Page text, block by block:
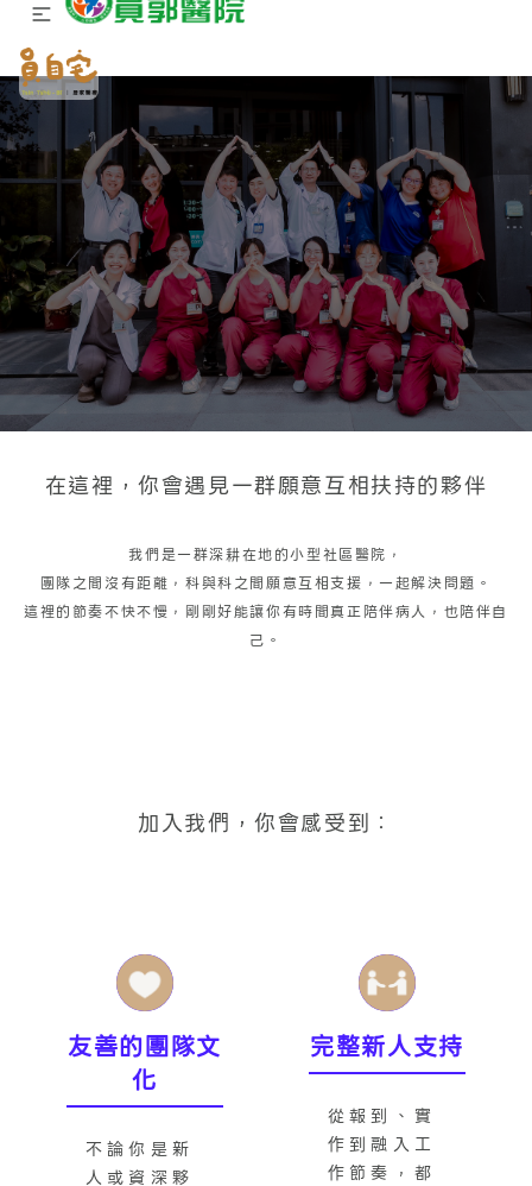
我們一起讓醫療更靠近家
在這裡，你會遇見一群願意互相扶持的夥伴
我們是一群深耕在地的小型社區醫院，
團隊之間沒有距離，科與科之間願意互相支援，一起解決問題。
這裡的節奏不快不慢，剛剛好能讓你有時間真正陪伴病人，也陪伴自
己。
加入我們，你會感受到：
友善的團隊文
化
不論你是新
人或資深夥
完整新人支持
從報到、實
作到融入工
作節奏，都